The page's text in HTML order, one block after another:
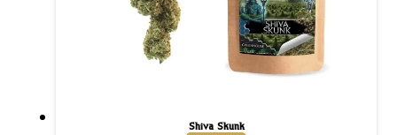
Shiva Skunk